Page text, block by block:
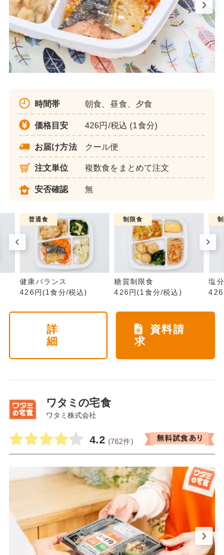
時間帯 朝食、昼食、夕食
価格目安 426円/税込 (1食分)
お届け方法 クール便
注文単位 複数食をまとめて注文
安否確認 無
普通食
健康バランス
426円(1食分/税込)
制限食
糖質制限食
426円(1食分/税込)
塩
詳
細
資料請
求
ワタミの宅食
ワタミ株式会社
4.2 (762件)